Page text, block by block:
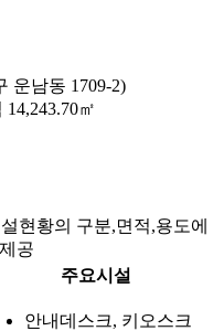
운남동 1709-2)
㎡
현황의 구분,면적,용도에
공
주요시설
안내데스크, 키오스크